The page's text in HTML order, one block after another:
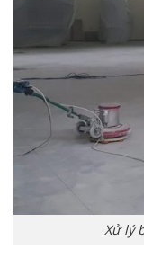
Xử lý